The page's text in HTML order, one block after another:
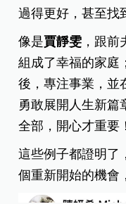
過得更好，甚至找
像是賈靜雯 ，跟
組成了幸福的家庭；
後，專注事業，並
勇敢展開人生新篇
全部，開心才重要
這些例子都證明了
個重新開始的機會